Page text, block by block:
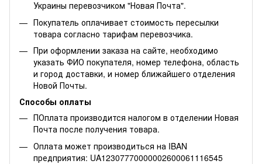
Украины перевозчиком "Новая Почта".
Покупатель оплачивает стоимость пересылки
товара согласно тарифам перевозчика.
При оформлении заказа на сайте, необходимо
указать ФИО покупателя, номер телефона, область
и город доставки, и номер ближайшего отделения
Новой Почты.
Способы оплаты
ПОплата производится налогом в отделении Новая
Почта после получения товара.
Оплата может производиться на IBAN
предприятия: UA12307770000002600061116545